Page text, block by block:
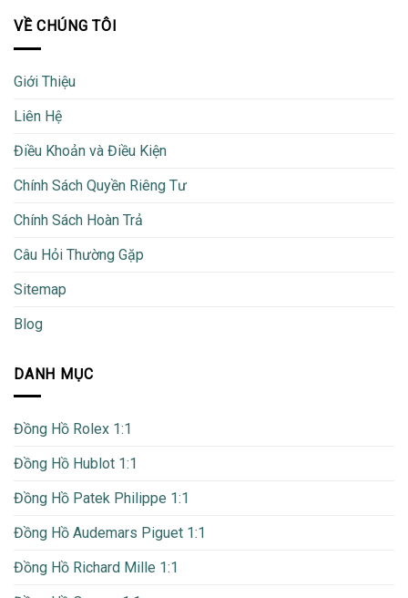
VỀ CHÚNG TÔI
Giới Thiệu
Liên Hệ
Điều Khoản và Điều Kiện
Chính Sách Quyền Riêng Tư
Chính Sách Hoàn Trả
Câu Hỏi Thường Gặp
Sitemap
Blog
DANH MỤC
Đồng Hồ Rolex 1:1
Đồng Hồ Hublot 1:1
Đồng Hồ Patek Philippe 1:1
Đồng Hồ Audemars Piguet 1:1
Đồng Hồ Richard Mille 1:1